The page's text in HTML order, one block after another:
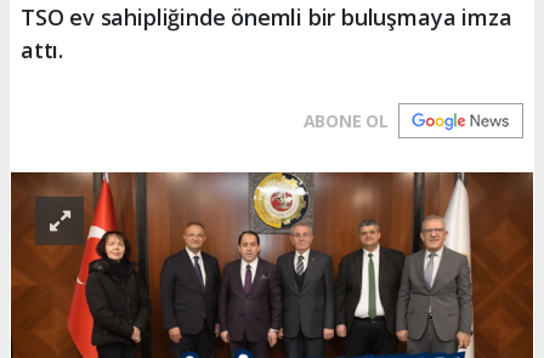
TSO ev sahipliğinde önemli bir buluşmaya imza
attı.
ABONE OL